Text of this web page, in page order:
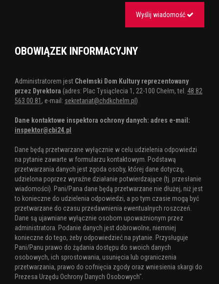
Wyślij wiadomość
OBOWIĄZEK INFORMACYJNY
Administratorem jest Chełmski Dom Kultury reprezentowany
przez Dyrektora (adres: Plac Tysiąclecia 1, 22-100 Chełm, tel. 48 82
563 00 81 , e-mail: sekretariat@chdkchelm.pl )
Dane kontaktowe inspektora ochrony danych: adres e-mail:
inspektor@cbi24.pl
Dane będą przetwarzane wyłącznie w celu udzielenia odpowiedzi
na pytanie zawarte w formularzu kontaktowym. Podstawą
przetwarzania danych jest zgoda osoby, której dane dotyczą,
udzielona poprzez wyraźne działanie potwierdzające (tj. przesłanie
wiadomości). Pani/Pana dane będą przetwarzane nie dłużej, niż jest
to konieczne do udzielenia odpowiedzi, a po tym czasie mogą być
przetwarzane do czasu przedawnienia ewentualnych roszczeń.
Dane są ujawniane wyłącznie osobom upoważnionym przez
administratora. Podanie danych jest dobrowolne, niemniej
konieczne do tego, żeby odpowiedzieć na pytanie. Przysługuje
Pani/Panu prawo do żądania dostępu do swoich danych
osobowych, ich sprostowania, usunięcia lub ograniczenia
przetwarzania, prawo do cofnięcia zgody oraz wniesienia skargi do
Prezesa Urzędu Ochrony Danych Osobowych".